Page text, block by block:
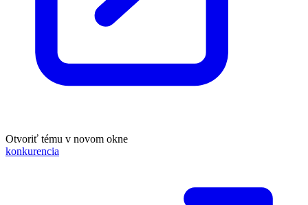
Otvoriť tému v novom okne
konkurencia